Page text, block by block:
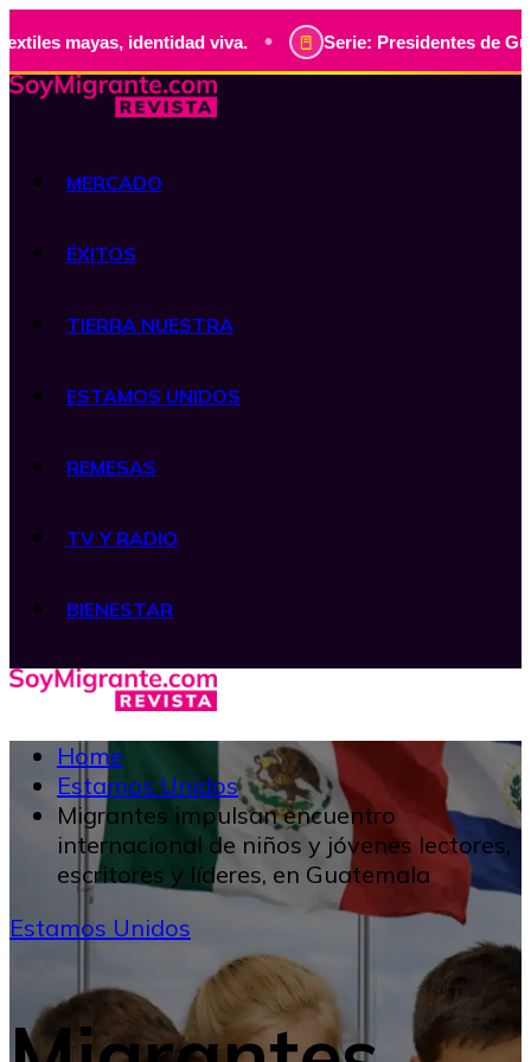
identidad viva. • Serie: Presidentes de Guatemala,
MERCADO
ÉXITOS
TIERRA NUESTRA
ESTAMOS UNIDOS
REMESAS
TV Y RADIO
BIENESTAR
Home
Estamos Unidos
Migrantes impulsan encuentro
internacional de niños y jóvenes lectores,
escritores y líderes, en Guatemala
Estamos Unidos